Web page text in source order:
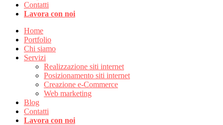
Contatti
Lavora con noi
Home
Portfolio
Chi siamo
Servizi
Realizzazione siti internet
Posizionamento siti internet
Creazione e-Commerce
Web marketing
Blog
Contatti
Lavora con noi